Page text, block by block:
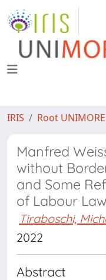
IRIS Root UNIMORE
Manfred
without
and Some
of Labour Law
Tiraboschi,
2022
Abstract